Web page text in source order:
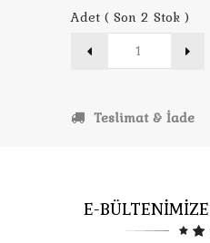
Adet ( Son 2 Stok )
Teslimat & İade
E-